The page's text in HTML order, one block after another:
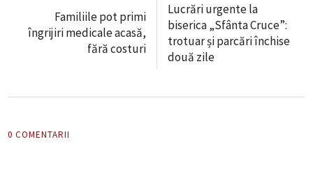
Familiile pot primi
îngrijiri medicale acasă,
fără costuri
Lucrări urgente la
biserica „Sfânta Cruce”:
trotuar și parcări închise
două zile
0 COMENTARII